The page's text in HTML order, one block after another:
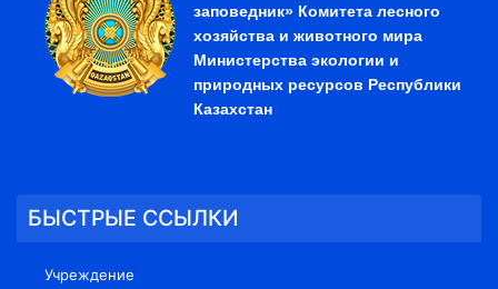
заповедник» Комитета лесного
хозяйства и животного мира
Министерства экологии и
природных ресурсов Республики
Казахстан
БЫСТРЫЕ ССЫЛКИ
Учреждение